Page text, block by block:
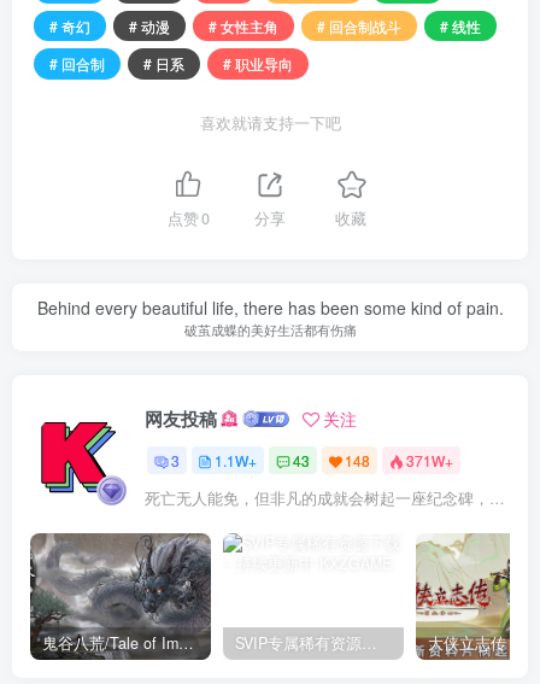
# 奇幻
# 动漫 # 女性主角 # 回合制战斗
# 线性
# 回合制
# 日系 # 职业导向
喜欢就请支持一下吧
点赞0 分享 收藏
Behind every beautiful life, there has been some kind of pain.
破茧成蝶的美好生活都有伤痛
网友投稿 关注
3 1.1W+ 43 148 371W+
死亡无人能免，但非凡的成就会树起一座纪念碑，它将一直立到太阳冷却之时
鬼谷八荒/Tale of Immortal v1.2.105.259|角色扮演|容量27.4GB|免安装绿色中文版 SVIP专属稀有资源下载 – 持续更新中